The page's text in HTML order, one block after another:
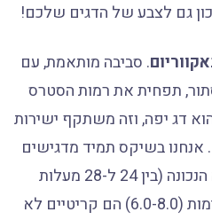
גם לצבע של הדגים שלכם!
. סביבה מותאמת, עם
תפחית את רמות הסטרס
דג יפה, וזה משתקף ישירות
אנחנו בשיקס תמיד מדגישים
שאיכות המים, הטמפרטורה הנכונה (בין 24 ל-28 מעלות
צלזיוס) ורמות ה-pH המתאימות (6.0-8.0) הם קריטיים לא